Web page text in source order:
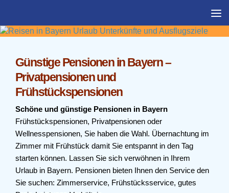
Günstige Pensionen in Bayern –
Privatpensionen und
Frühstückspensionen
Schöne und günstige Pensionen in Bayern
Frühstückspensionen, Privatpensionen oder
Wellnesspensionen, Sie haben die Wahl. Übernachtung im
Zimmer mit Frühstück damit Sie entspannt in den Tag
starten können. Lassen Sie sich verwöhnen in Ihrem
Urlaub in Bayern. Pensionen bieten Ihnen den Service den
Sie suchen: Zimmerservice, Frühstücksservice, gutes